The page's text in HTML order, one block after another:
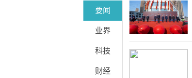
要闻
业界
科技
财经